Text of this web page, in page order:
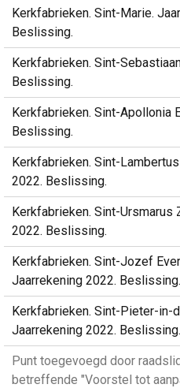
Kerkfabrieken. Sint-Marie.
Beslissing.
Kerkfabrieken. Sint-
Beslissing.
Kerkfabrieken. Sint-Apollonia
Beslissing.
Kerkfabrieken. Sint-
2022. Beslissing.
Kerkfabrieken. Sint-Ursmarus
2022. Beslissing.
Kerkfabrieken. Sint-Jozef
Jaarrekening 2022. Beslissing.
Kerkfabrieken. Sint-Pieter-in-
Jaarrekening 2022. Beslissing.
Punt toegevoegd door
betreffende "Voorstel tot